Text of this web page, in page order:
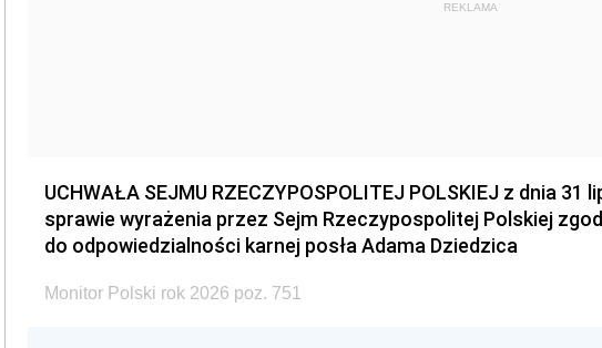
REKLAMA
UCHWAŁA SEJMU RZECZYPOSPOLITEJ POLSKIEJ z dnia 31
sprawie wyrażenia przez Sejm Rzeczypospolitej Polskiej
do odpowiedzialności karnej posła Adama Dziedzica
Monitor Polski rok 2026 poz. 751